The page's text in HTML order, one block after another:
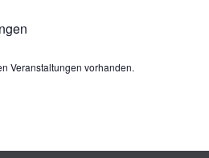
Veranstaltungen vorhanden.